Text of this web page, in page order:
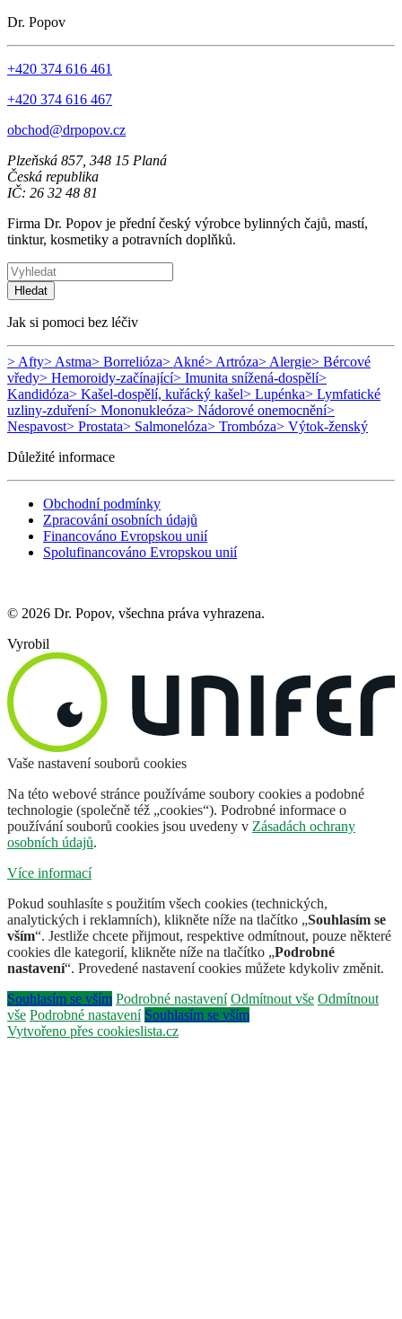
Dr. Popov
+420 374 616 461
+420 374 616 467
obchod@drpopov.cz
Plzeňská 857, 348 15 Planá
Česká republika
IČ: 26 32 48 81
Firma Dr. Popov je přední český výrobce bylinných čajů, mastí,
tinktur, kosmetiky a potravních doplňků.
Hledat
Jak si pomoci bez léčiv
> Afty> Astma> Borrelióza> Akné> Artróza> Alergie> Bércové
vředy> Hemoroidy-začínající> Imunita snížená-dospělí>
Kandidóza> Kašel-dospělí, kuřácký kašel> Lupénka> Lymfatické
uzliny-zduření> Mononukleóza> Nádorové onemocnění>
Nespavost> Prostata> Salmonelóza> Trombóza> Výtok-ženský
Důležité informace
Obchodní podmínky
Zpracování osobních údajů
Financováno Evropskou unií
Spolufinancováno Evropskou unií
© 2026 Dr. Popov, všechna práva vyhrazena.
Vyrobil
Vaše nastavení souborů cookies
Na této webové stránce používáme soubory cookies a podobné
technologie (společně též „cookies“). Podrobné informace o
používání souborů cookies jsou uvedeny v Zásadách ochrany
osobních údajů.
Více informací
Pokud souhlasíte s použitím všech cookies (technických,
analytických i reklamních), klikněte níže na tlačítko „Souhlasím se
vším“. Jestliže chcete přijmout, respektive odmítnout, pouze některé
cookies dle kategorií, klikněte níže na tlačítko „Podrobné
nastavení“. Provedené nastavení cookies můžete kdykoliv změnit.
Souhlasím se vším Podrobné nastavení Odmítnout vše Odmítnout
vše Podrobné nastavení Souhlasím se vším
Vytvořeno přes cookieslista.cz